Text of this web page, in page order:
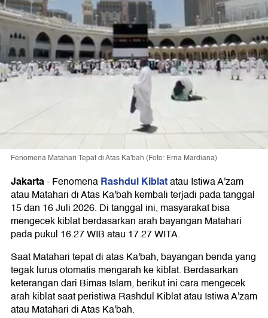
Fenomena Matahari Tepat di Atas Ka'bah (Foto: Erna Mardiana)
Jakarta-FenomenaRashdul Kiblatatau Istiwa A'zam
atau Matahari di Atas Ka'bah kembali terjadi pada tanggal
15 dan 16 Juli 2026. Di tanggal ini, masyarakat bisa
mengecek kiblat berdasarkan arah bayangan Matahari
pada pukul 16.27 WIB atau 17.27 WITA.
Saat Matahari tepat di atas Ka'bah, bayangan benda yang
tegak lurus otomatis mengarah ke kiblat. Berdasarkan
keterangan dari Bimas Islam, berikut ini cara mengecek
arah kiblat saat peristiwa Rashdul Kiblat atau Istiwa A'zam
atau Matahari di Atas Ka'bah.